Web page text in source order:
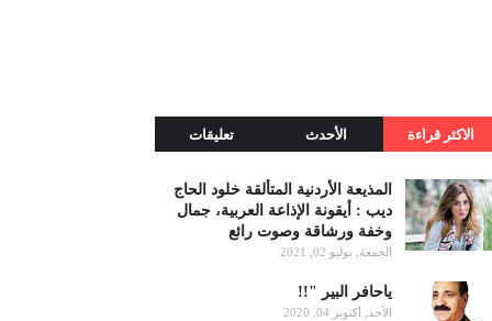
الاكثر قراءة الأحدث تعليقات
المذيعة الأردنية المتألقة خلود الحاج
ديب : أيقونة الإذاعة العربية، جمال
وخفة ورشاقة وصوت رائع
الجمعة, يوليو 02, 2021
ياحافر البير "!!
الأحد, أكتوبر 04, 2020